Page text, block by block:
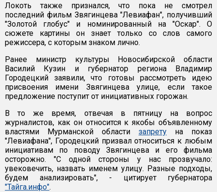
Локоть также признался, что пока не смотрел
последний фильм Звягинцева "Левиафан", получивший
"Золотой глобус" и номинированный на "Оскар". О
сюжете картины он знает только со слов самого
режиссера, с которым знаком лично.
Ранее министр культуры Новосибирской области
Василий Кузин и губернатор региона Владимир
Городецкий заявили, что готовы рассмотреть идею
присвоения имени Звягинцева улице, если такое
предложение поступит от инициативных горожан.
В то же время, отвечая в пятницу на вопрос
журналистов, как он относится к якобы объявленному
властями Мурманской области запрету на показ
"Левиафана", Городецкий призвал относиться к любым
инициативам по поводу Звягинцева и его фильма
осторожно. "С одной стороны у нас прозвучало:
увековечить, назвать именем улицу. Разные подходы,
будем анализировать", - цитирует губернатора
"Тайга.инфо".